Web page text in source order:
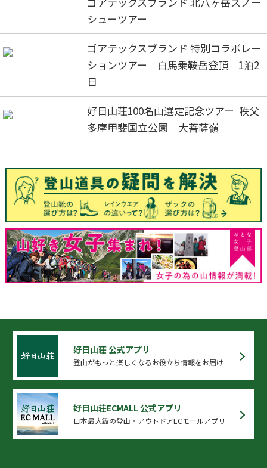
シューツアー
ゴアテックスブランド 特別コラボレー
ションツアー 白馬乗鞍岳登頂 1泊2
日
好日山荘100名山選定記念ツアー 秩父
多摩甲斐国立公園 大菩薩嶺
好日山荘 公式アプリ
登山がもっと楽しくなるお役立ち情報をお届け
好日山荘ECMALL 公式アプリ
日本最大級の登山・アウトドアECモールアプリ